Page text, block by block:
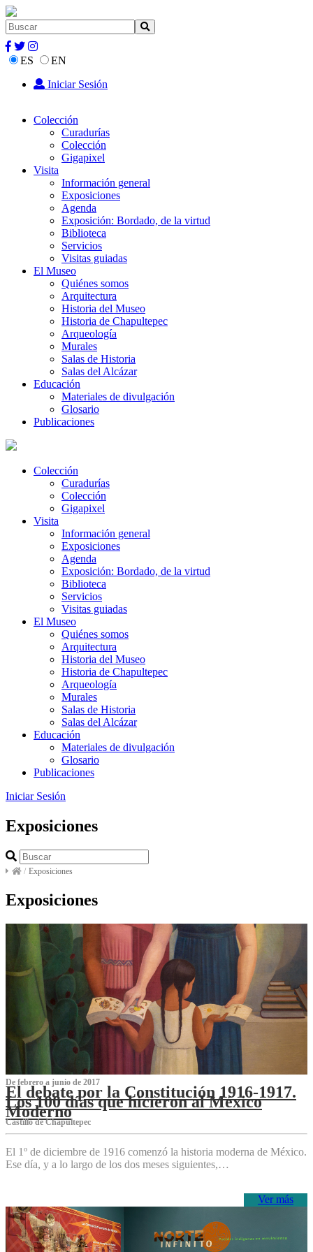
ES
EN
Iniciar Sesión
Colección
Curadurías
Colección
Gigapixel
Visita
Información general
Exposiciones
Agenda
Exposición: Bordado, de la virtud
Biblioteca
Servicios
Visitas guiadas
El Museo
Quiénes somos
Arquitectura
Historia del Museo
Historia de Chapultepec
Arqueología
Murales
Salas de Historia
Salas del Alcázar
Educación
Materiales de divulgación
Glosario
Publicaciones
Colección
Curadurías
Colección
Gigapixel
Visita
Información general
Exposiciones
Agenda
Exposición: Bordado, de la virtud
Biblioteca
Servicios
Visitas guiadas
El Museo
Quiénes somos
Arquitectura
Historia del Museo
Historia de Chapultepec
Arqueología
Murales
Salas de Historia
Salas del Alcázar
Educación
Materiales de divulgación
Glosario
Publicaciones
Iniciar Sesión
Exposiciones
/ Exposiciones
Exposiciones
De febrero a junio de 2017
El debate por la Constitución 1916-1917.
Los 100 días que hicieron al México
Moderno
Castillo de Chapultepec
El 1º de diciembre de 1916 comenzó la historia moderna de México.
Ese día, y a lo largo de los dos meses siguientes,…
Ver más